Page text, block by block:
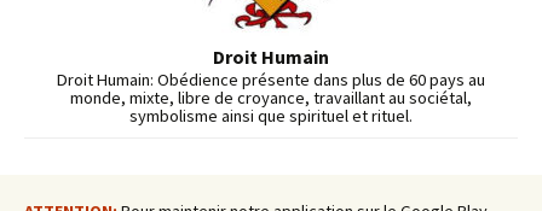
Droit Humain
Droit Humain: Obédience présente dans plus de 60 pays au
monde, mixte, libre de croyance, travaillant au sociétal,
symbolisme ainsi que spirituel et rituel.